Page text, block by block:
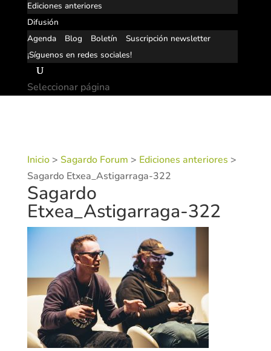
Ediciones anteriores
Difusión
Agenda
Blog Boletín
Suscripción newsletter
¡Síguenos en redes sociales!
Seleccionar página
Inicio> Sagardo Forum > Ediciones anteriores >
Sagardo Etxea_Astigarraga-322
Sagardo
Etxea_Astigarraga-322